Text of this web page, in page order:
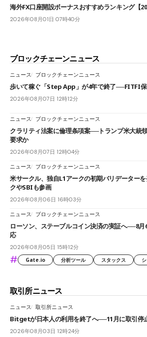
海外FX口座開設ボーナスおすすめランキング【
2026年08月01日 07時40分
ブロックチェーンニュース
ニュース ブロックチェーンニュース
歩いて稼ぐ「Step App」が4年で終了──FITFI
2026年08月07日 12時12分
ニュース ブロックチェーンニュース
クラリティ法案に倫理条項案──トランプ米大統
要求か
2026年08月07日 12時04分
ニュース ブロックチェーンニュース
米サークル、独自L1アークの初期バリデーター
クやSBIも参画
2026年08月06日 16時03分
ニュース ブロックチェーンニュース
ローソン、ステーブルコイン決済の実証へ──8月
応
2026年08月05日 15時12分
# Gate.io 分析ツール スタックス
取引所ニュース
ニュース 取引所ニュース
Bitgetが日本人の利用を終了へ──11月に取引停
2026年08月03日 12時24分